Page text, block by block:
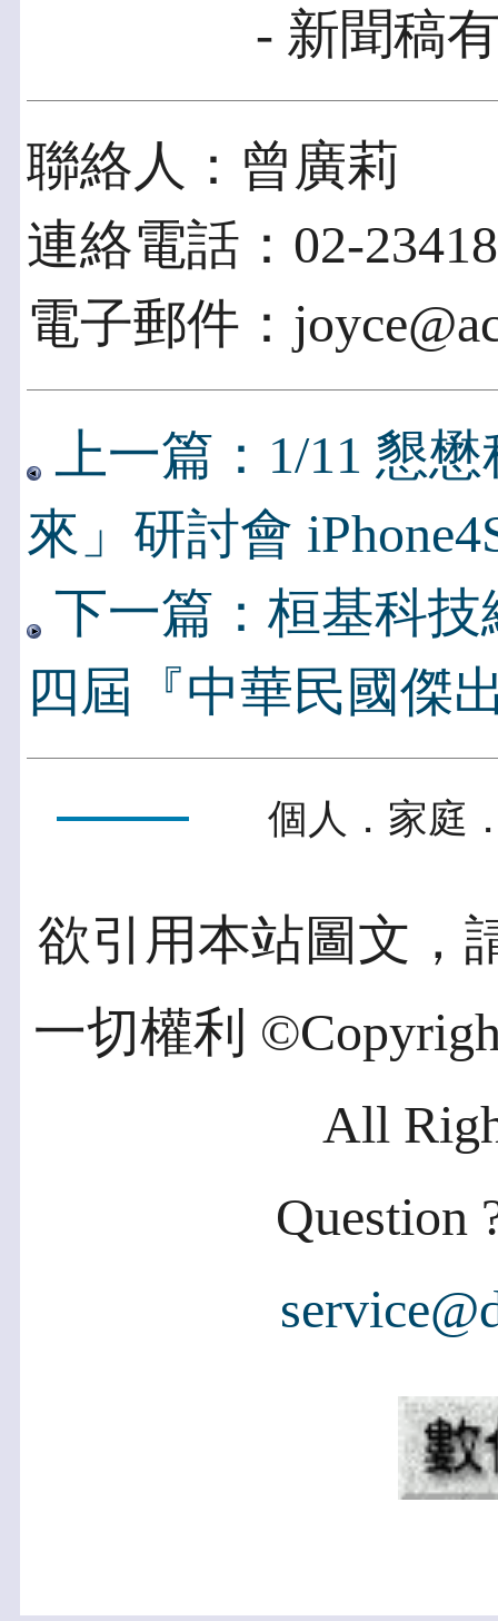
- 新聞稿
聯絡人：曾廣莉
連絡電話：02-
電子郵件：
上一篇：1/11 懇
來」研討會
下一篇：桓基科
四屆『中華民國傑
個人．家庭
欲引用本站圖文，
一切權利
All
Question